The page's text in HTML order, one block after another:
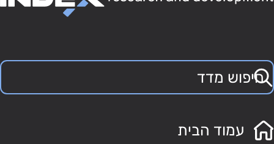
עמוד הבית